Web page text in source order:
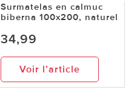
Surmatelas en calmuc
biberna 100x200, naturel
34,99
Voir l’article